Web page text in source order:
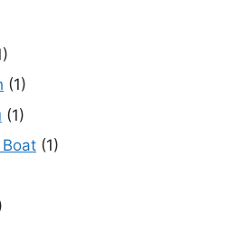
(1)
(1)
(1)